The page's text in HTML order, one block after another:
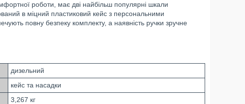
роботи, має дві найбільш популярні шкали
в міцний пластиковий кейс з персональними
повну безпеку комплекту, а наявність ручки зручне
дизельний
кейс та насадки
3,267 кг